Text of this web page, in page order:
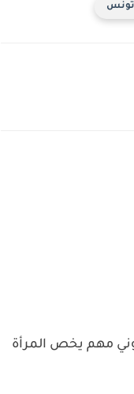
تونس
مهم يخص المرأة